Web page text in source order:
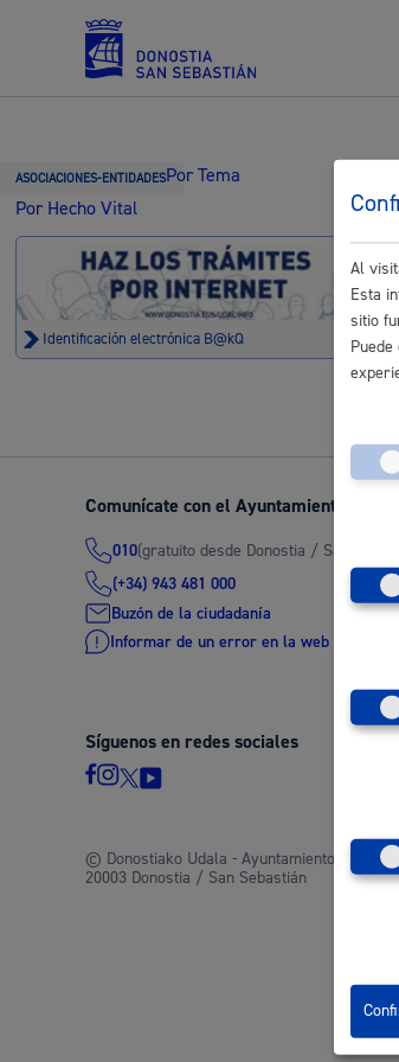
Servicios
Padrón y asuntos
Movilidad
Seguridad ciudadana y
Salud Pública, animales y
ASOCIACIONES-ENTIDADESPor Tema
Por Hecho Vital
Identificación electrónica B@kQ
Comunícate con el Ayuntamiento de
010(gratuito desde Donostia / San
(+34) 943 481 000
Buzón de la ciudadanía
Informar de un error en la web
Síguenos en redes sociales
© Donostiako Udala - Ayuntamiento de
20003 Donostia / San Sebastián
Al
Esta
sitio